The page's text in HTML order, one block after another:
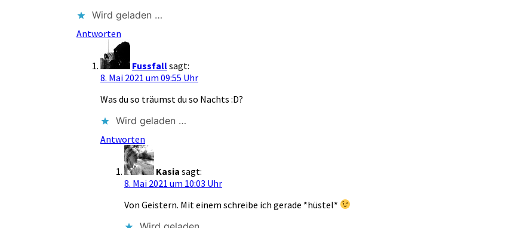
Wird geladen …
Antworten
Fussfallsagt:
8. Mai 2021 um 09:55 Uhr
Was du so träumst du so Nachts :D?
Wird geladen …
Antworten
Kasia sagt:
8. Mai 2021 um 10:03 Uhr
Von Geistern. Mit einem schreibe ich gerade *hüstel*